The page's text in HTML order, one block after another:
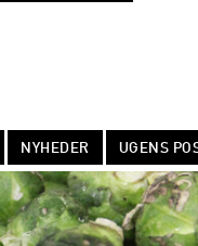
NYHEDER UGENS